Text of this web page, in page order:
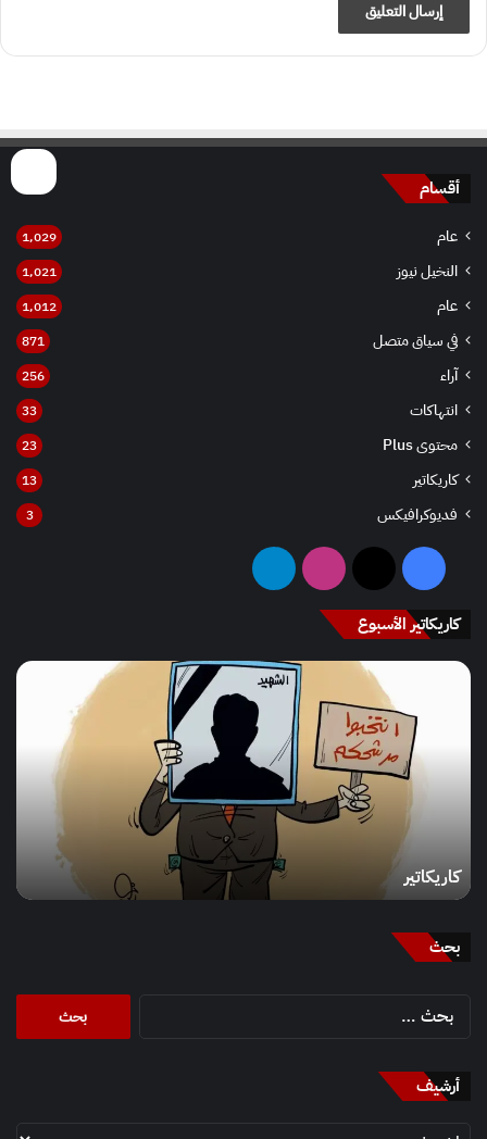
أقسام
عام 1٬029
النخيل نيوز 1٬021
عام 1٬012
في سياق متصل 871
آراء 256
انتهاكات 33
محتوى Plus 23
كاريكاتير 13
فديوكرافيكس 3
فيسبوك‫X انستقرامتيلقرام
کاريکاتير الأسبوع
كاريكاتير
كاريكاتير
بحث
أرشيف أرشيف